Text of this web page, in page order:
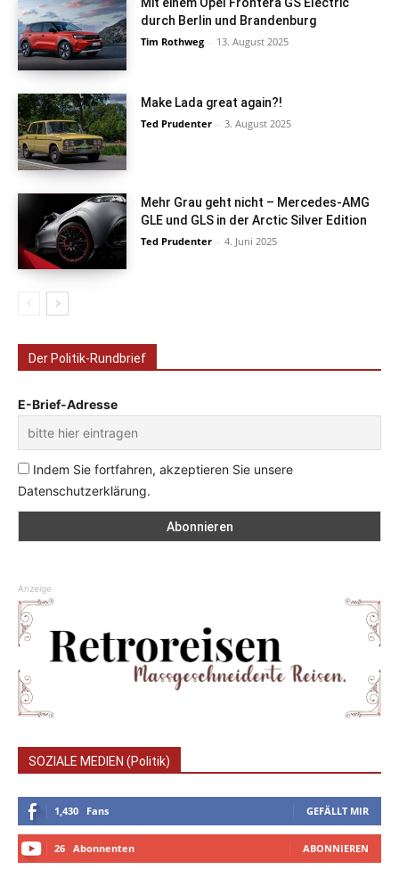
Mit einem Opel Frontera GS Electric
durch Berlin und Brandenburg
Tim Rothweg - 13. August 2025
Make Lada great again?!
Ted Prudenter - 3. August 2025
Mehr Grau geht nicht – Mercedes-AMG
GLE und GLS in der Arctic Silver Edition
Ted Prudenter - 4. Juni 2025
Der Politik-Rundbrief
E-Brief-Adresse
Indem Sie fortfahren, akzeptieren Sie unsere
Datenschutzerklärung.
Anzeige
SOZIALE MEDIEN (Politik)
1,430 Fans GEFÄLLT MIR
26 Abonnenten ABONNIEREN